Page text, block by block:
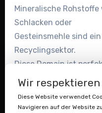
Mineralische
Schlacken oder
Gesteinsmehle sind
Recyclingsektor.
Diese Domain ist
Baustoffrecycler,
Recycling-
Wir
Diese Website verwendet
Navigieren auf der Website